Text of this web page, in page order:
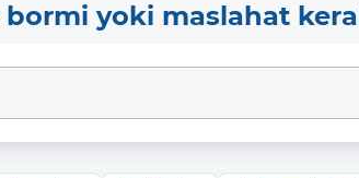
bormi yoki maslahat